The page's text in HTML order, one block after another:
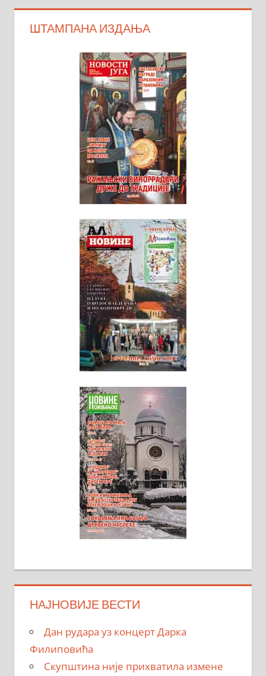
ШТАМПАНА ИЗДАЊА
НАЈНОВИЈЕ ВЕСТИ
Дан рудара уз концерт Дарка
Филиповића
Скупштина није прихватила измене